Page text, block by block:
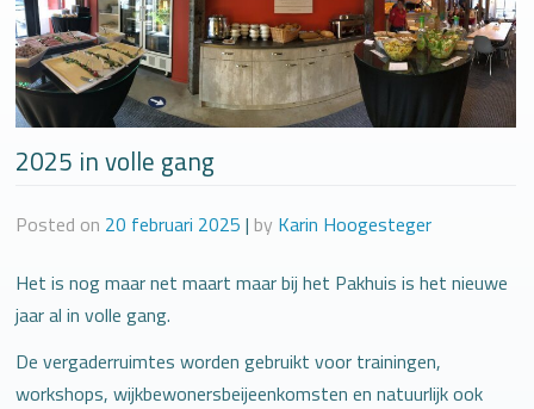
2025 in volle gang
Posted on 20 februari 2025 | by Karin Hoogesteger
Het is nog maar net maart maar bij het Pakhuis is het nieuwe
jaar al in volle gang.
De vergaderruimtes worden gebruikt voor trainingen,
workshops, wijkbewonersbeijeenkomsten en natuurlijk ook